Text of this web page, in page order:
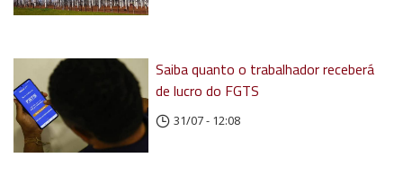
Saiba quanto o trabalhador receberá
de lucro do FGTS
31/07 - 12:08